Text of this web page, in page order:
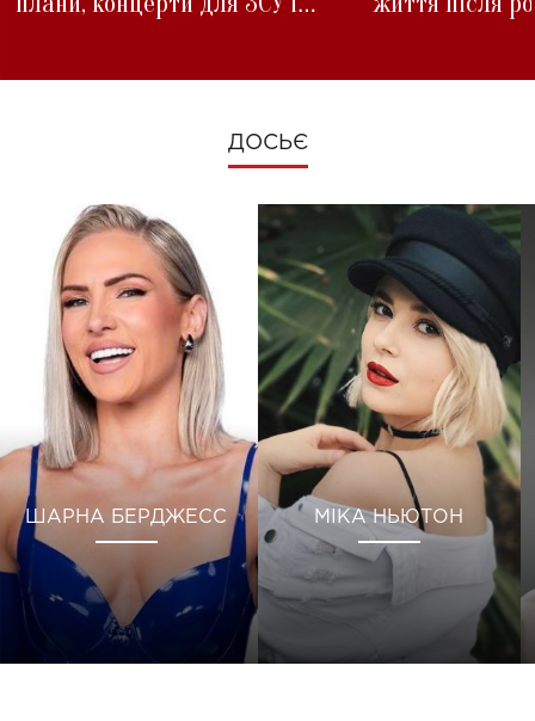
ДОСЬЄ
ШАРНА БЕРДЖЕСС МІКА НЬЮТОН